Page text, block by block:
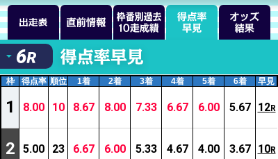
枠 得点率 順位 1着 2着 3着 4着 5着 6着 早見
1 8.00 10 8.67 8.00 7.33 6.67 6.00 5.67 12R
2 5.00 23 6.67 6.00 5.33 4.67 4.00 3.67 10R